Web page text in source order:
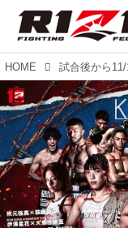
HOME